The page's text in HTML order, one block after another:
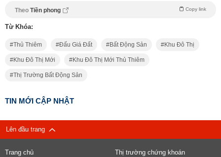
Theo Tiền phong Copy link
Từ Khóa:
Thủ Thiêm Đấu Giá Đất Bất Động Sản Khu Đô Thị
Khu Đô Thị Mới Khu Đô Thị Mới Thủ Thiêm
Thị Trường Bất Động Sản
TIN MỚI CẬP NHẬT
Lên đầu trang
Trang chủ Thị trường chứng khoán